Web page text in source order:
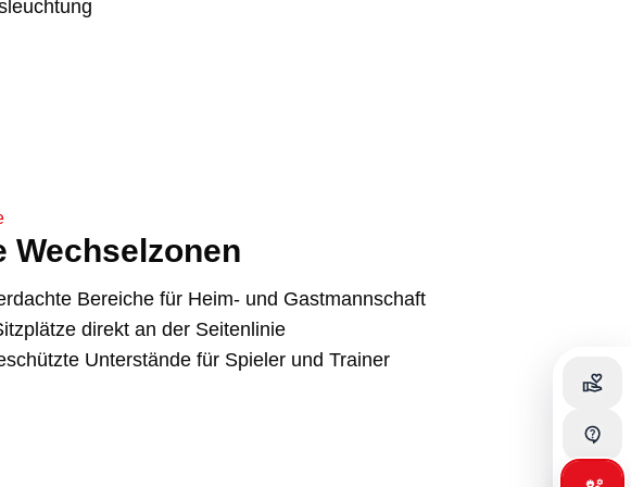
Wechselzonen
Bereiche für Heim- und Gastmannschaft
direkt an der Seitenlinie
Unterstände für Spieler und Trainer